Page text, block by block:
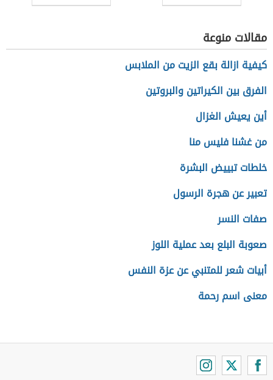
مقالات منوعة
كيفية ازالة بقع الزيت من الملابس
الفرق بين الكيراتين والبروتين
أين يعيش الغزال
من غشنا فليس منا
خلطات تبييض البشرة
تعبير عن هجرة الرسول
صفات النسر
صعوبة البلع بعد عملية اللوز
أبيات شعر للمتنبي عن عزة النفس
معنى اسم رحمة